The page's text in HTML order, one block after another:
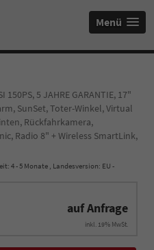
Menü
150PS, 5 JAHRE GARANTIE, 17"
SunSet, Toter-Winkel, Virtual
Rückfahrkamera,
Radio 8" + Wireless SmartLink,
4 - 5 Monate , Landesversion: EU -
auf Anfrage
inkl. 19% MwSt.